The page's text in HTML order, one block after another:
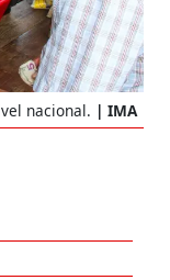
nacional. IMA